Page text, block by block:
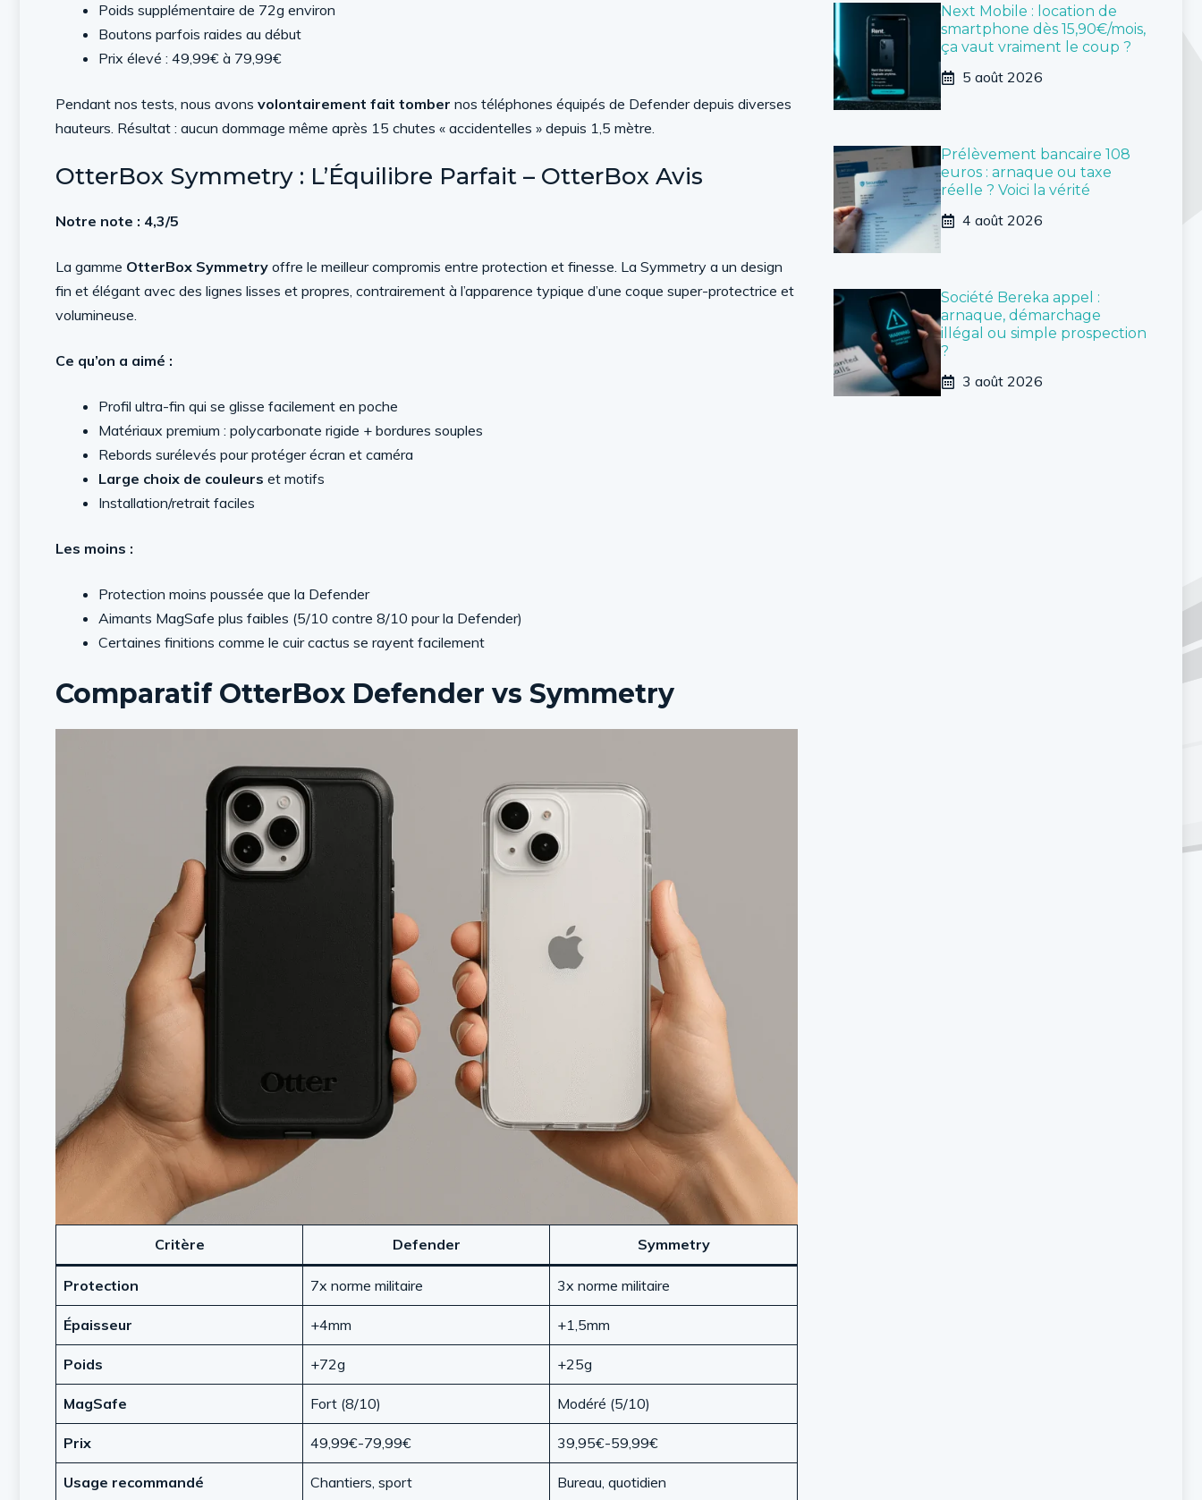
Poids supplémentaire de 72g environ
Boutons parfois raides au début
Prix élevé : 49,99€ à 79,99€
Pendant nos tests, nous avons volontairement fait tomber nos téléphones équipés de Defender depuis diverses
hauteurs. Résultat : aucun dommage même après 15 chutes « accidentelles » depuis 1,5 mètre.
OtterBox Symmetry : L’Équilibre Parfait – OtterBox Avis
Notre note : 4,3/5
La gamme OtterBox Symmetry offre le meilleur compromis entre protection et finesse. La Symmetry a un design
fin et élégant avec des lignes lisses et propres, contrairement à l’apparence typique d’une coque super-protectrice et
volumineuse.
Ce qu’on a aimé :
Profil ultra-fin qui se glisse facilement en poche
Matériaux premium : polycarbonate rigide + bordures souples
Rebords surélevés pour protéger écran et caméra
Large choix de couleurs et motifs
Installation/retrait faciles
Les moins :
Protection moins poussée que la Defender
Aimants MagSafe plus faibles (5/10 contre 8/10 pour la Defender)
Certaines finitions comme le cuir cactus se rayent facilement
Comparatif OtterBox Defender vs Symmetry
Critère Defender Symmetry
Protection 7x norme militaire 3x norme militaire
Épaisseur +4mm +1,5mm
Poids +72g +25g
MagSafe Fort (8/10) Modéré (5/10)
Prix 49,99€-79,99€ 39,95€-59,99€
Usage recommandé Chantiers, sport Bureau, quotidien
Next Mobile : location de
smartphone dès 15,90€/mois,
ça vaut vraiment le coup ?
5 août 2026
Prélèvement bancaire 108
euros : arnaque ou taxe
réelle ? Voici la vérité
4 août 2026
Société Bereka appel :
arnaque, démarchage
illégal ou simple prospection
?
3 août 2026